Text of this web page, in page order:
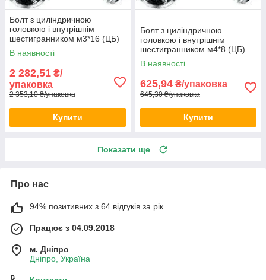
Болт з циліндричною
головкою і внутрішнім
шестигранником м3*16 (ЦБ)
DIN 912 1000шт/уп
В наявності
2 282,51 ₴/
упаковка
2 353,10 ₴/упаковка
Купити
Болт з циліндричною
головкою і внутрішнім
шестигранником м4*8 (ЦБ)
DIN 912 500шт/уп
В наявності
625,94 ₴/упаковка
645,30 ₴/упаковка
Купити
Показати ще
Про нас
94% позитивних з 64 відгуків за рік
Працює з 04.09.2018
м. Дніпро
Дніпро, Україна